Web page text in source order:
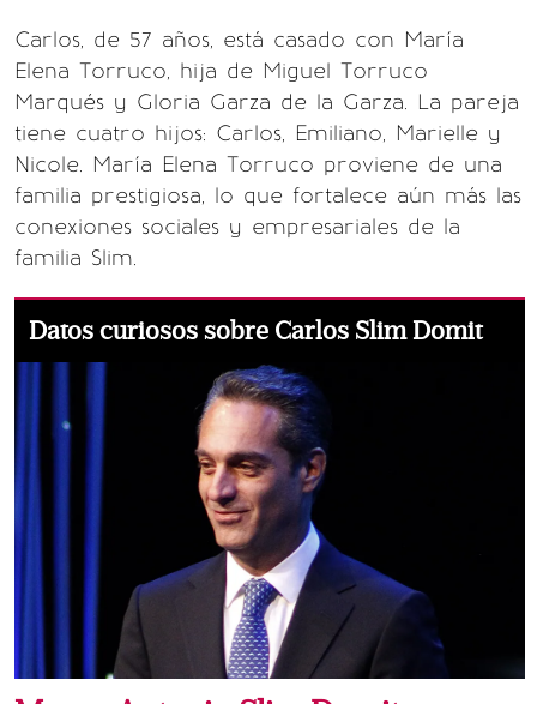
Carlos, de 57 años, está casado con María
Elena Torruco, hija de Miguel Torruco
Marqués y Gloria Garza de la Garza. La pareja
tiene cuatro hijos: Carlos, Emiliano, Marielle y
Nicole. María Elena Torruco proviene de una
familia prestigiosa, lo que fortalece aún más las
conexiones sociales y empresariales de la
familia Slim.
Datos curiosos sobre Carlos Slim Domit